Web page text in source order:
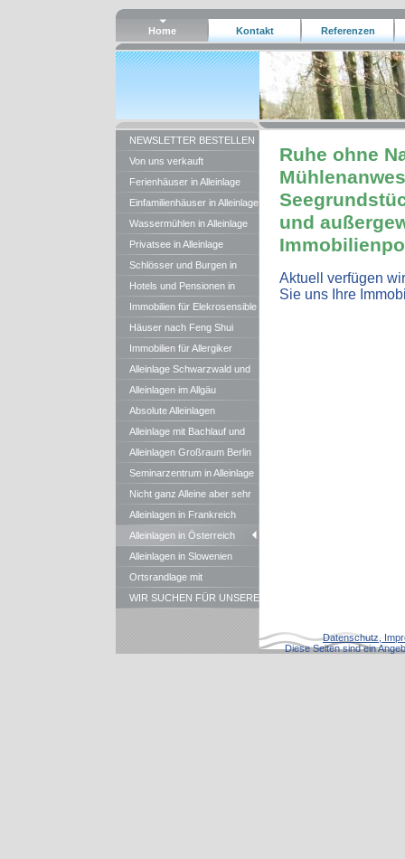
Home Kontakt Referenzen
NEWSLETTER BESTELLEN
Von uns verkauft
Ferienhäuser in Alleinlage
Einfamilienhäuser in Alleinlage
Wassermühlen in Alleinlage
Privatsee in Alleinlage
Schlösser und Burgen in
Alleinlage
Hotels und Pensionen in
Alleinlage
Immobilien für Elekrosensible
Häuser nach Feng Shui
Regeln
Immobilien für Allergiker
Alleinlage Schwarzwald und
BWAlleinlagen im Allgäu
Absolute Alleinlagen
Alleinlage mit Bachlauf und
Teichen in Bayern
Alleinlagen Großraum Berlin
Seminarzentrum in Alleinlage
Nicht ganz Alleine aber sehr
gute , ruhige Waldrandlagen
Alleinlagen in Frankreich
Alleinlagen in Österreich
Alleinlagen in Slowenien
Ortsrandlage mit
Panoramablick
WIR SUCHEN FÜR UNSERE
Ruhe ohne
und
Aktuell verfügen
Sie uns Ihre
Datenschutz,
Diese Seiten sind ein